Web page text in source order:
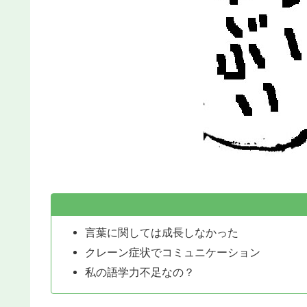
言葉に関しては成長しなかった
クレーン症状でコミュニケーション
私の語学力不足なの？